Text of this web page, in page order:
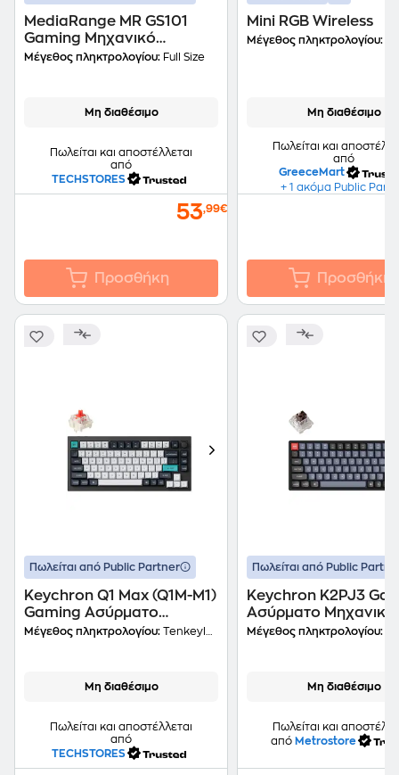
MediaRange MR GS101
Gaming Μηχανικό
Ενσύρματο Πληκτρολόγιο
Μέγεθος πληκτρολογίου: Full Size
Μη διαθέσιμο
Πωλείται και αποστέλλεται
από
TECHSTORES
53,99€
Προσθήκη
Mini RGB Wireless
Μέγεθος πληκτρολογίου:
Μη διαθέσιμο
Πωλείται και
από
GreeceMart
+ 1 ακόμα Public
Προσθήκη
Πωλείται από Public Partner
Keychron Q1 Max (Q1M-M1)
Gaming Ασύρματο
Μηχανικό Πληκτρολόγιο
Μέγεθος πληκτρολογίου: Tenkeyless
Μη διαθέσιμο
Πωλείται και αποστέλλεται
από
TECHSTORES
Πωλείται από Public
Keychron K2PJ3
Ασύρματο Μηχανικό
Πληκτρολόγιο RGB -
Μέγεθος πληκτρολογίου:
Μη διαθέσιμο
Πωλείται και
από Metrostore